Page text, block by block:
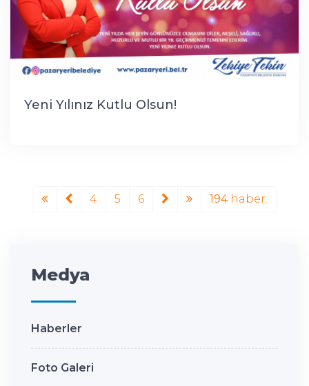
Yeni Yılınız Kutlu Olsun!
4 5 6 194haber.
Medya
Haberler
Foto Galeri